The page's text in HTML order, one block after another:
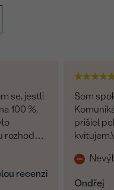
se, jestli
100 %.
rozhodně
recenzi
Som
prišiel
Ondřej